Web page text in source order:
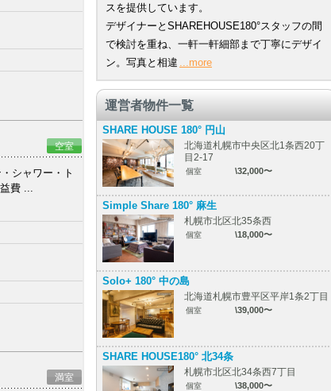
空室
シャワー・ト
費 ...
満室
スを提供しています。
デザイナーとSHAREHOUSE180°スタッフの間
で検討を重ね、一軒一軒細部まで丁寧にデザイ
ン。写真と相違 ...more
運営者物件一覧
SHARE HOUSE 180° 円山
北海道札幌市中央区北1条西20丁
目2-17
個室 \32,000〜
Simple Share 180° 麻生
札幌市北区北35条西
個室 \18,000〜
Solo+ 180° 中の島
北海道札幌市豊平区平岸1条2丁目
個室 \39,000〜
SHARE HOUSE180° 北34条
札幌市北区北34条西7丁目
個室 \38,000〜